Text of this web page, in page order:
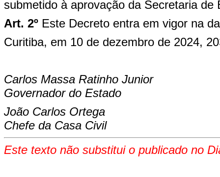
submetido à aprovação da Secretaria de
Art. 2º Este Decreto entra em vigor na
Curitiba, em 10 de dezembro de 2024,
Carlos Massa Ratinho Junior
Governador do Estado
João Carlos Ortega
Chefe da Casa Civil
Este texto não substitui o publicado no